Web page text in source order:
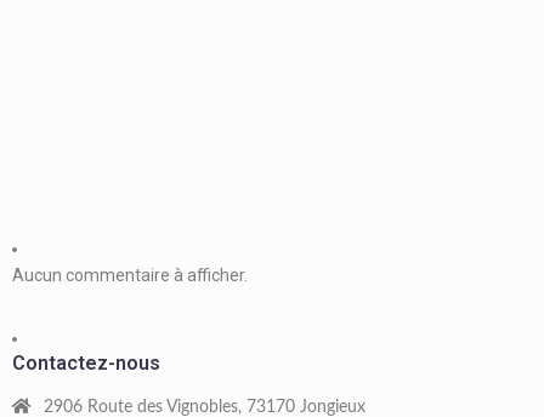
Aucun commentaire à afficher.
Contactez-nous
2906 Route des Vignobles, 73170 Jongieux